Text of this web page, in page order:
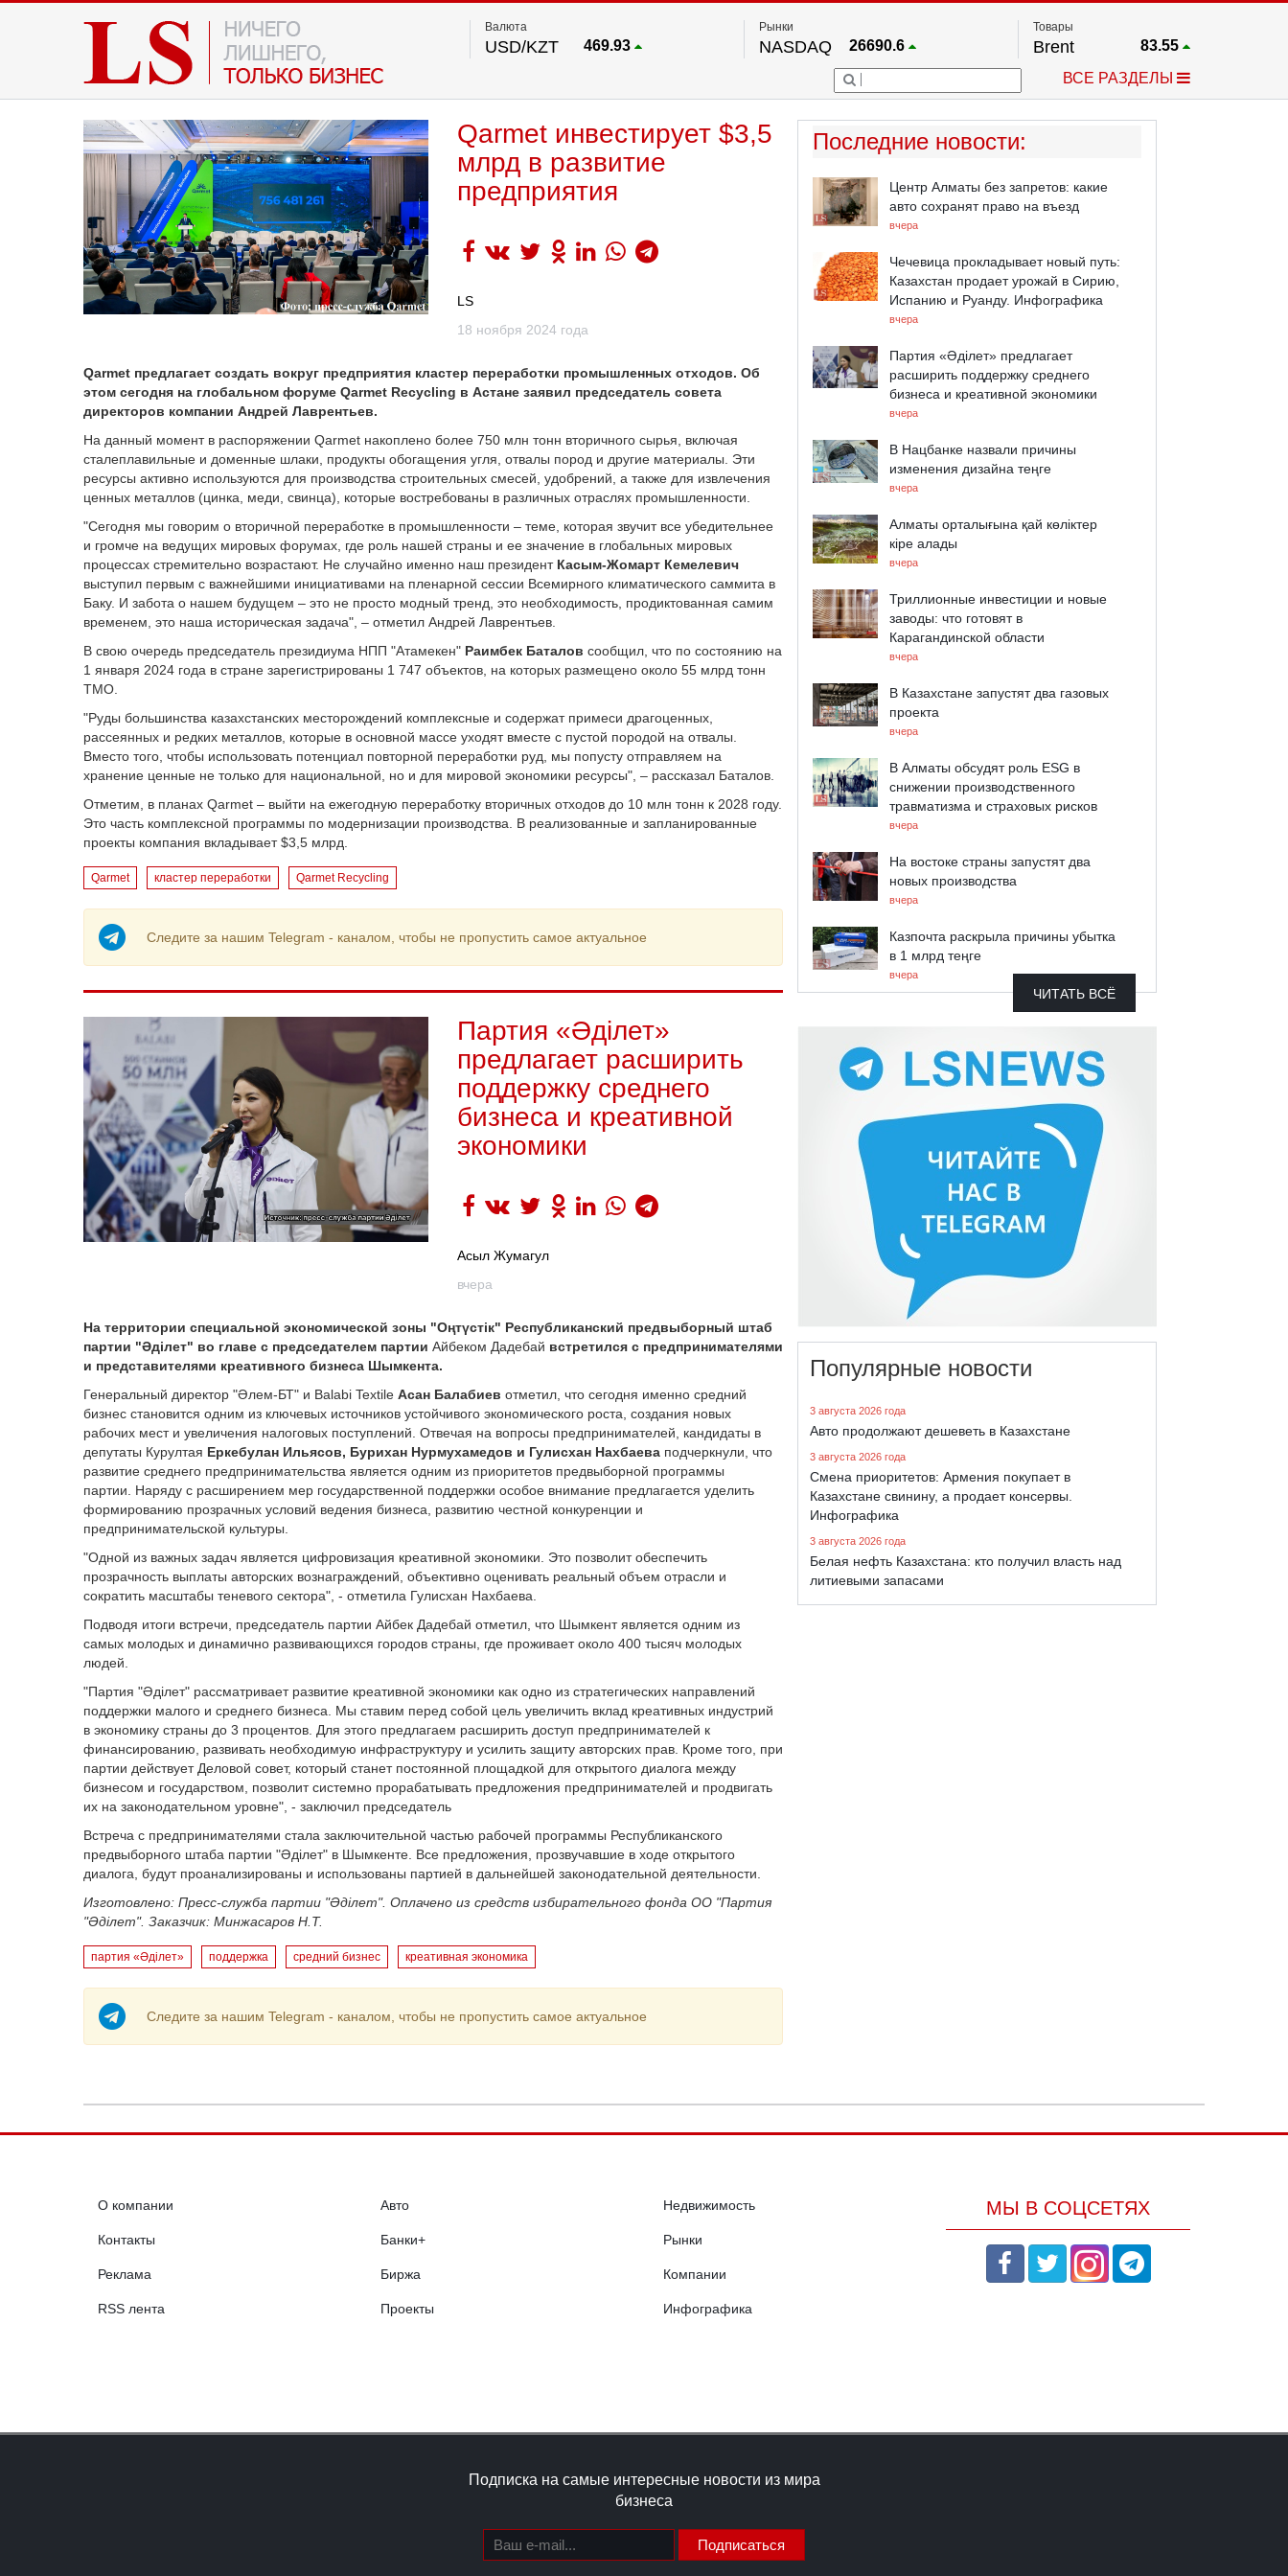
Валюта
USD/KZT 469.93
Рынки
NASDAQ 26690.6
FTSE 100 67.17
54036.9
S&P 500
24595.2
Товары
Brent 83.55
Платина
2.662
ВСЕ РАЗДЕЛЫ
Qarmet инвестирует $3,5
млрд в развитие
предприятия
LS
18 ноября 2024 года
Qarmet предлагает создать вокруг предприятия кластер переработки промышленных отходов. Об
этом сегодня на глобальном форуме Qarmet Recycling в Астане заявил председатель совета
директоров компании Андрей Лаврентьев.
На данный момент в распоряжении Qarmet накоплено более 750 млн тонн вторичного сырья, включая
сталеплавильные и доменные шлаки, продукты обогащения угля, отвалы пород и другие материалы. Эти
ресурсы активно используются для производства строительных смесей, удобрений, а также для извлечения
ценных металлов (цинка, меди, свинца), которые востребованы в различных отраслях промышленности.
"Сегодня мы говорим о вторичной переработке в промышленности – теме, которая звучит все убедительнее
и громче на ведущих мировых форумах, где роль нашей страны и ее значение в глобальных мировых
процессах стремительно возрастают. Не случайно именно наш президент Касым-Жомарт Кемелевич
выступил первым с важнейшими инициативами на пленарной сессии Всемирного климатического саммита в
Баку. И забота о нашем будущем – это не просто модный тренд, это необходимость, продиктованная самим
временем, это наша историческая задача", – отметил Андрей Лаврентьев.
В свою очередь председатель президиума НПП "Атамекен" Раимбек Баталов сообщил, что по состоянию на
1 января 2024 года в стране зарегистрированы 1 747 объектов, на которых размещено около 55 млрд тонн
ТМО.
"Руды большинства казахстанских месторождений комплексные и содержат примеси драгоценных,
рассеянных и редких металлов, которые в основной массе уходят вместе с пустой породой на отвалы.
Вместо того, чтобы использовать потенциал повторной переработки руд, мы попусту отправляем на
хранение ценные не только для национальной, но и для мировой экономики ресурсы", – рассказал Баталов.
Отметим, в планах Qarmet – выйти на ежегодную переработку вторичных отходов до 10 млн тонн к 2028 году.
Это часть комплексной программы по модернизации производства. В реализованные и запланированные
проекты компания вкладывает $3,5 млрд.
Qarmet кластер переработки Qarmet Recycling
Следите за нашим Telegram - каналом, чтобы не пропустить самое актуальное
Партия «Әділет»
предлагает расширить
поддержку среднего
бизнеса и креативной
экономики
Асыл Жумагул
вчера
На территории специальной экономической зоны "Оңтүстік" Республиканский предвыборный штаб
партии "Әділет" во главе с председателем партии Айбеком Дадебай встретился с предпринимателями
и представителями креативного бизнеса Шымкента.
Генеральный директор "Әлем-БТ" и Balabi Textile Асан Балабиев отметил, что сегодня именно средний
бизнес становится одним из ключевых источников устойчивого экономического роста, создания новых
рабочих мест и увеличения налоговых поступлений. Отвечая на вопросы предпринимателей, кандидаты в
депутаты Курултая Еркебулан Ильясов, Бурихан Нурмухамедов и Гулисхан Нахбаева подчеркнули, что
развитие среднего предпринимательства является одним из приоритетов предвыборной программы
партии. Наряду с расширением мер государственной поддержки особое внимание предлагается уделить
формированию прозрачных условий ведения бизнеса, развитию честной конкуренции и
предпринимательской культуры.
"Одной из важных задач является цифровизация креативной экономики. Это позволит обеспечить
прозрачность выплаты авторских вознаграждений, объективно оценивать реальный объем отрасли и
сократить масштабы теневого сектора" , - отметила Гулисхан Нахбаева.
Подводя итоги встречи, председатель партии Айбек Дадебай отметил, что Шымкент является одним из
самых молодых и динамично развивающихся городов страны, где проживает около 400 тысяч молодых
людей.
"Партия "Әділет" рассматривает развитие креативной экономики как одно из стратегических направлений
поддержки малого и среднего бизнеса. Мы ставим перед собой цель увеличить вклад креативных индустрий
в экономику страны до 3 процентов. Для этого предлагаем расширить доступ предпринимателей к
финансированию, развивать необходимую инфраструктуру и усилить защиту авторских прав. Кроме того, при
партии действует Деловой совет, который станет постоянной площадкой для открытого диалога между
бизнесом и государством, позволит системно прорабатывать предложения предпринимателей и продвигать
их на законодательном уровне" , - заключил председатель
Встреча с предпринимателями стала заключительной частью рабочей программы Республиканского
предвыборного штаба партии "Әділет" в Шымкенте. Все предложения, прозвучавшие в ходе открытого
диалога, будут проанализированы и использованы партией в дальнейшей законодательной деятельности.
Изготовлено: Пресс-служба партии "Әділет". Оплачено из средств избирательного фонда ОО "Партия
"Әділет". Заказчик: Минжасаров Н.Т.
партия «Әділет» поддержка средний бизнес креативная экономика
Следите за нашим Telegram - каналом, чтобы не пропустить самое актуальное
Последние новости:
Центр Алматы без запретов: какие
авто сохранят право на въезд
вчера
Чечевица прокладывает новый путь:
Казахстан продает урожай в Сирию,
Испанию и Руанду. Инфографика
вчера
Партия «Әділет» предлагает
расширить поддержку среднего
бизнеса и креативной экономики
вчера
В Нацбанке назвали причины
изменения дизайна теңге
вчера
Алматы орталығына қай көліктер
кіре алады
вчера
Триллионные инвестиции и новые
заводы: что готовят в
Карагандинской области
вчера
В Казахстане запустят два газовых
проекта
вчера
В Алматы обсудят роль ESG в
снижении производственного
травматизма и страховых рисков
вчера
На востоке страны запустят два
новых производства
вчера
Казпочта раскрыла причины убытка
в 1 млрд теңге
вчера
ЧИТАТЬ ВСЁ
Популярные новости
3 августа 2026 года
Авто продолжают дешеветь в Казахстане
3 августа 2026 года
Смена приоритетов: Армения покупает в
Казахстане свинину, а продает консервы.
Инфографика
3 августа 2026 года
Белая нефть Казахстана: кто получил власть над
литиевыми запасами
О компании
Контакты
Реклама
RSS лента
Авто
Банки+
Биржа
Проекты
Недвижимость
Рынки
Компании
Инфографика
МЫ В СОЦСЕТЯХ
Подписка на самые интересные новости из мира
бизнеса
Подписаться